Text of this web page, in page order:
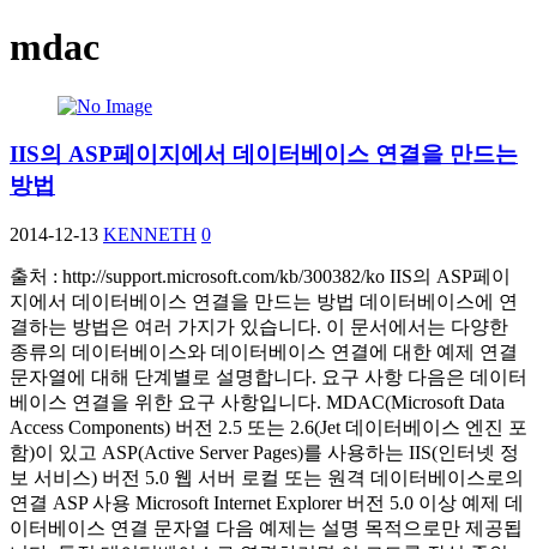
mdac
IIS의 ASP페이지에서 데이터베이스 연결을 만드는
방법
2014-12-13 KENNETH 0
출처 : http://support.microsoft.com/kb/300382/ko IIS의 ASP페이
지에서 데이터베이스 연결을 만드는 방법 데이터베이스에 연
결하는 방법은 여러 가지가 있습니다. 이 문서에서는 다양한
종류의 데이터베이스와 데이터베이스 연결에 대한 예제 연결
문자열에 대해 단계별로 설명합니다. 요구 사항 다음은 데이터
베이스 연결을 위한 요구 사항입니다. MDAC(Microsoft Data
Access Components) 버전 2.5 또는 2.6(Jet 데이터베이스 엔진 포
함)이 있고 ASP(Active Server Pages)를 사용하는 IIS(인터넷 정
보 서비스) 버전 5.0 웹 서버 로컬 또는 원격 데이터베이스로의
연결 ASP 사용 Microsoft Internet Explorer 버전 5.0 이상 예제 데
이터베이스 연결 문자열 다음 예제는 설명 목적으로만 제공됩